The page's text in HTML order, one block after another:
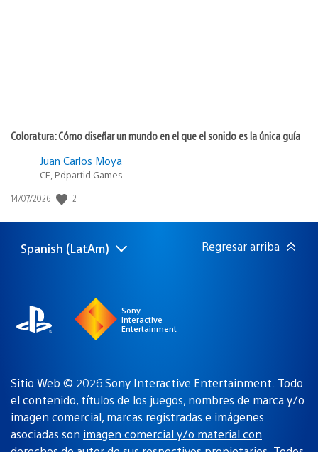
Coloratura: Cómo diseñar un mundo en el que el sonido es la única guía
Juan Carlos Moya
CE, Pdpartid Games
Fecha
publicación:
14/07/2026 2
Elige
Región
Spanish (LatAm) Regresar arriba
Sony
Interactive
Entertainment
Sitio Web © 2026 Sony Interactive Entertainment. Todo
el contenido, títulos de los juegos, nombres de marca y/o
imagen comercial, marcas registradas e imágenes
asociadas son imagen comercial y/o material con